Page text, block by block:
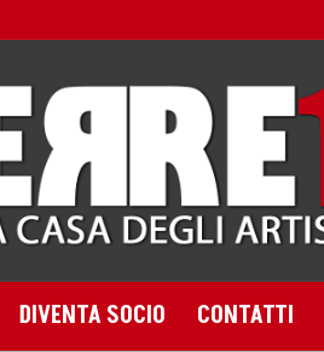
DIVENTA SOCIO CONTATTI